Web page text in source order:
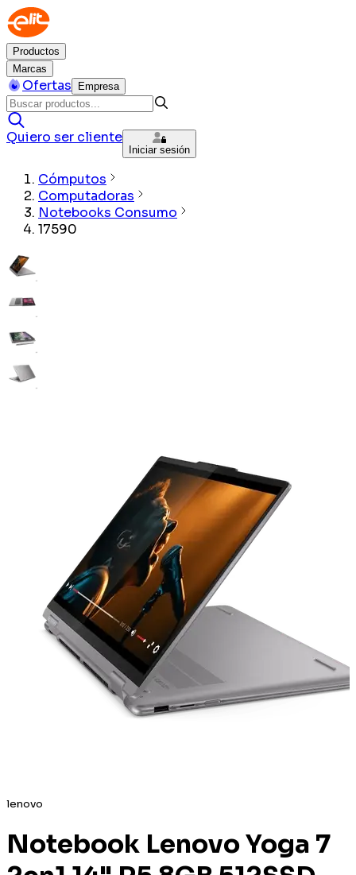
Productos
Marcas
Ofertas Empresa
Quiero ser cliente
Iniciar sesión
Cómputos
Computadoras
Notebooks Consumo
17590
lenovo
Notebook Lenovo Yoga 7